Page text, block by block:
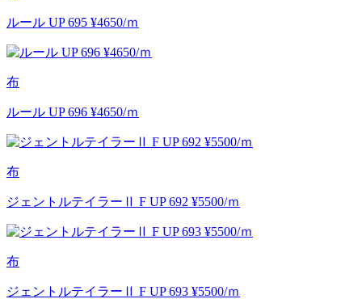
ルール UP 695 ¥4650/ｍ
布
ルール UP 696 ¥4650/ｍ
布
ジェントルテイラーⅡ F UP 692 ¥5500/ｍ
布
ジェントルテイラーⅡ F UP 693 ¥5500/ｍ